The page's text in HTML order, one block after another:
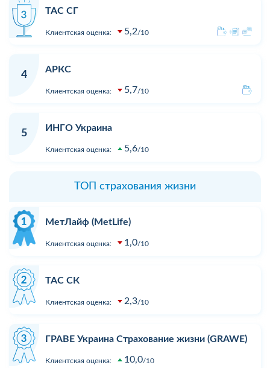
ТАС СГ
Клиентская оценка: 5,2 10
4
АРКС
Клиентская оценка: 5,7 10
5
ИНГО Украина
Клиентская оценка: 5,6 10
ТОП страхования жизни
МетЛайф (MetLife)
Клиентская оценка: 1,0 10
ТАС СК
Клиентская оценка: 2,3 10
ГРАВЕ Украина Страхование жизни (GRAWE)
Клиентская оценка: 10,0 10